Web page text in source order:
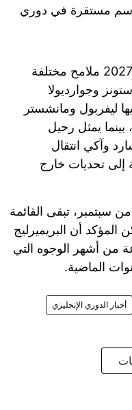
مستقرة في دوري
تمنح هذه الرحيلات موسم 2026-2027 ملامح مختلفة
وجوارديولا
ليفربول ومانشستر
يمثل رحيل
وآكي انتقال
تحديات خارج
سبتمبر، تبقى القائمة
المؤكد أن البريميرليج
من أشهر الوجوه التي
الماضية.
أخبار الدوري الإنجليزي